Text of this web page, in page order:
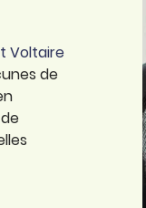
Voltaire
de